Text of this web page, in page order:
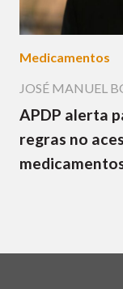
Medicamentos
JOSÉ MANUEL
APDP alerta
regras no